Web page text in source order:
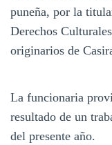
puneña, por la
Derechos
originarios de
La funcionaria
resultado de un
del presente año.